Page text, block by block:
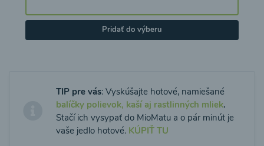
Pridať do výberu
TIP pre vás: Vyskúšajte hotové, namiešané
balíčky polievok, kaší aj rastlinných mliek.
Stačí ich vysypať do MioMatu a o pár minút je
vaše jedlo hotové. KÚPIŤ TU